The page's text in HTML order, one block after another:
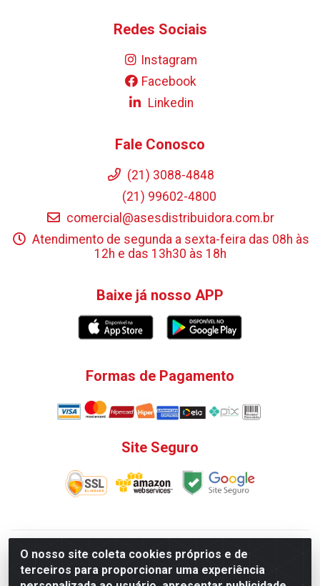
O nosso site coleta cookies próprios e de
terceiros para proporcionar uma experiência
Redes Sociais
Instagram
Facebook
Linkedin
Fale Conosco
(21) 3088-4848
(21) 99602-4800
comercial@asesdistribuidora.com.br
Atendimento de segunda a sexta-feira das 08h às
12h e das 13h30 às 18h
Baixe já nosso APP
Formas de Pagamento
Site Seguro
V. C. Ferragens LTDA - Rua do Matoso, 132 - Praça da
Bandeira, Rio de Janeiro/ RJ - CEP 20.270-135 - CNPJ
12.324.723/0001-25